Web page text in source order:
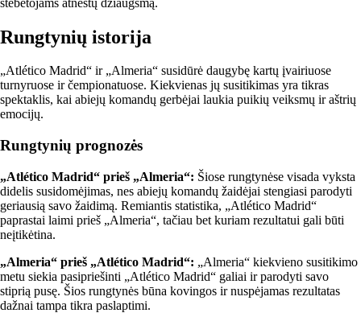
Rungtynių istorija
„Atlético Madrid“ ir „Almeria“ susidūrė daugybę kartų įvairiuose
turnyruose ir čempionatuose. Kiekvienas jų susitikimas yra tikras
spektaklis, kai abiejų komandų gerbėjai laukia puikių veiksmų ir aštrių
emocijų.
Rungtynių prognozės
„Atlético Madrid“ prieš „Almeria“: Šiose rungtynėse visada vyksta
didelis susidomėjimas, nes abiejų komandų žaidėjai stengiasi parodyti
geriausią savo žaidimą. Remiantis statistika, „Atlético Madrid“
paprastai laimi prieš „Almeria“, tačiau bet kuriam rezultatui gali būti
neįtikėtina.
„Almeria“ prieš „Atlético Madrid“: „Almeria“ kiekvieno susitikimo
metu siekia pasipriešinti „Atlético Madrid“ galiai ir parodyti savo
stiprią pusę. Šios rungtynės būna kovingos ir nuspėjamas rezultatas
dažnai tampa tikra paslaptimi.